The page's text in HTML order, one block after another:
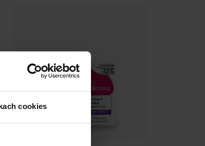
cookies